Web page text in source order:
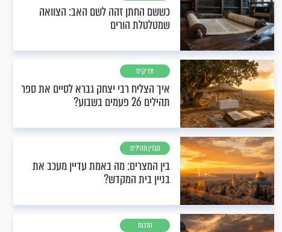
כששם החתן זהה לשם האב: הצוואה
שמטלטלת הורים
צדיקים
איך הצליח רבי יצחק גברא לסיים את ספר
תהילים 26 פעמים בשבוע?
מגזין תהילים
בין המצרים: מה באמת עדיין מעכב את
בניין בית המקדש?
הלכות